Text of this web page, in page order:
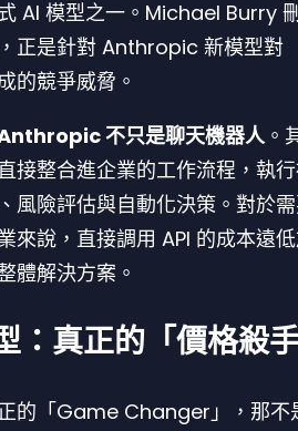
AI 模型之一。Michael Burry
正是針對 Anthropic 新模型對
的競爭威脅。
不只是聊天機器人。
接整合進企業的工作流程，執
風險評估與自動化決策。對於
來說，直接調用 API 的成本遠
體解決方案。
：真正的「價格殺
的「Game Changer」，那不